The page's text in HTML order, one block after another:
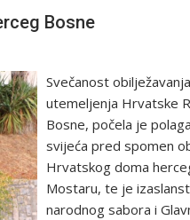
Bosne
Svečanost
utemeljenja Hrvatske
Bosne, počela je
svijeća pred spomen
Hrvatskog doma
Mostaru, te je
narodnog sabora i